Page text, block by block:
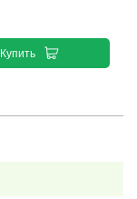
Купить